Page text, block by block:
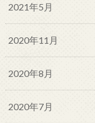
2021年5月
2020年11月
2020年8月
2020年7月